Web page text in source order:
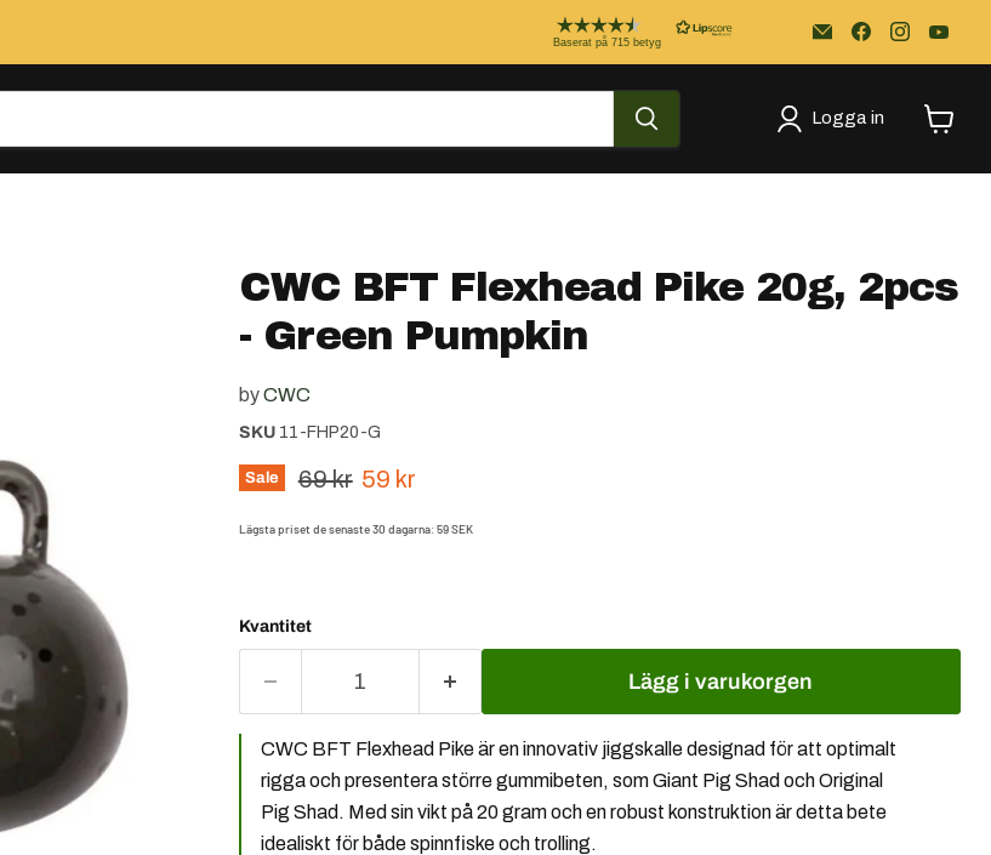
Baserat på 715 betyg
Email
Kayakstore.se
Logga in
CWC BFT Flexhead Pike 20g, 2pcs
- Green Pumpkin
byCWC
SKU 11-FHP20-G
Sale Ursprungspris
69 kr Nuvarande pris
59 kr
Lägsta priset de senaste 30 dagarna:59 SEK
Kvantitet
Lägg i varukorgen
CWC BFT Flexhead Pike är en innovativ jiggskalle designad för att optimalt
rigga och presentera större gummibeten, somGiant Pig Shad och Original
Pig Shad. Med sin vikt på 20 gram och en robust konstruktion är detta bete
idealiskt för både spinnfiske och trolling.